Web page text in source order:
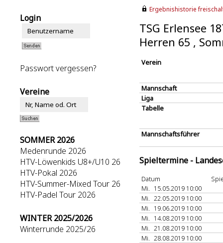
Login
Passwort vergessen?
Vereine
SOMMER 2026
Medenrunde 2026
HTV-Löwenkids U8+/U10 26
HTV-Pokal 2026
HTV-Summer-Mixed Tour 26
HTV-Padel Tour 2026
WINTER 2025/2026
Winterrunde 2025/26
Ergebnishistorie
TSG Erlensee
Herren 65 ,
Verein
Mannschaft
Liga
Tabelle
Mannschaftsführer
Spieltermine -
Datum
Mi. 15.05.2019 10:00
Mi. 22.05.2019 10:00
Mi. 19.06.2019 10:00
Mi. 14.08.2019 10:00
Mi. 21.08.2019 10:00
Mi. 28.08.2019 10:00